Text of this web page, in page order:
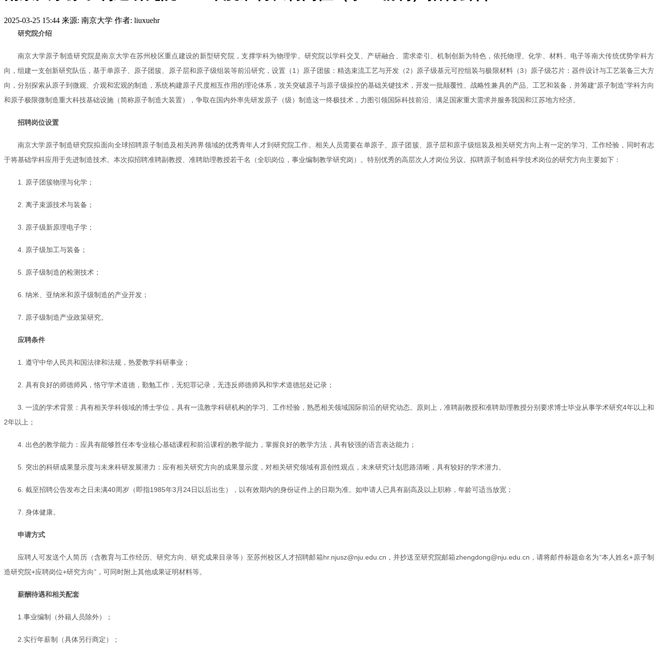
2025-03-25 15:44 来源: 南京大学 作者: liuxuehr
研究院介绍
南京大学原子制造研究院是南京大学在苏州校区重点建设的新型研究院，支撑学科为物理学。研究院以学科交叉、产研融合、需求牵引、机制创新为特色，依托物理、化学、材料、电子等南大传统优势学科方
向，组建一支创新研究队伍，基于单原子、原子团簇、原子层和原子级组装等前沿研究，设置（1）原子团簇：精选束流工艺与开发（2）原子级基元可控组装与极限材料（3）原子级芯片：器件设计与工艺装备三大方
向，分别探索从原子到微观、介观和宏观的制造，系统构建原子尺度相互作用的理论体系，攻关突破原子与原子级操控的基础关键技术，开发一批颠覆性、战略性兼具的产品、工艺和装备，并筹建“原子制造”学科方向
和原子极限微制造重大科技基础设施（简称原子制造大装置），争取在国内外率先研发原子（级）制造这一终极技术，力图引领国际科技前沿、满足国家重大需求并服务我国和江苏地方经济。
招聘岗位设置
南京大学原子制造研究院拟面向全球招聘原子制造及相关跨界领域的优秀青年人才到研究院工作。相关人员需要在单原子、原子团簇、原子层和原子级组装及相关研究方向上有一定的学习、工作经验，同时有志
于将基础学科应用于先进制造技术。本次拟招聘准聘副教授、准聘助理教授若干名（全职岗位，事业编制教学研究岗）。特别优秀的高层次人才岗位另议。拟聘原子制造科学技术岗位的研究方向主要如下：
1. 原子团簇物理与化学；
2. 离子束源技术与装备；
3. 原子级新原理电子学；
4. 原子级加工与装备；
5. 原子级制造的检测技术；
6. 纳米、亚纳米和原子级制造的产业开发；
7. 原子级制造产业政策研究。
应聘条件
1. 遵守中华人民共和国法律和法规，热爱教学科研事业；
2. 具有良好的师德师风，恪守学术道德，勤勉工作，无犯罪记录，无违反师德师风和学术道德惩处记录；
3. 一流的学术背景：具有相关学科领域的博士学位，具有一流教学科研机构的学习、工作经验，熟悉相关领域国际前沿的研究动态。原则上，准聘副教授和准聘助理教授分别要求博士毕业从事学术研究4年以上和
2年以上；
4. 出色的教学能力：应具有能够胜任本专业核心基础课程和前沿课程的教学能力，掌握良好的教学方法，具有较强的语言表达能力；
5. 突出的科研成果显示度与未来科研发展潜力：应有相关研究方向的成果显示度，对相关研究领域有原创性观点，未来研究计划思路清晰，具有较好的学术潜力。
6. 截至招聘公告发布之日未满40周岁（即指1985年3月24日以后出生），以有效期内的身份证件上的日期为准。如申请人已具有副高及以上职称，年龄可适当放宽；
7. 身体健康。
申请方式
应聘人可发送个人简历（含教育与工作经历、研究方向、研究成果目录等）至苏州校区人才招聘邮箱hr.njusz@nju.edu.cn，并抄送至研究院邮箱zhengdong@nju.edu.cn，请将邮件标题命名为“本人姓名+原子制
造研究院+应聘岗位+研究方向”，可同时附上其他成果证明材料等。
薪酬待遇和相关配套
1.事业编制（外籍人员除外）；
2.实行年薪制（具体另行商定）；